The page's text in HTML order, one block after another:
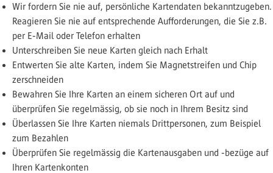
Wir fordern Sie nie auf, persönliche Kartendaten bekanntzugeben.
Reagieren Sie nie auf entsprechende Aufforderungen, die Sie z.B.
per E-Mail oder Telefon erhalten
Unterschreiben Sie neue Karten gleich nach Erhalt
Entwerten Sie alte Karten, indem Sie Magnetstreifen und Chip
zerschneiden
Bewahren Sie Ihre Karten an einem sicheren Ort auf und
überprüfen Sie regelmässig, ob sie noch in Ihrem Besitz sind
Überlassen Sie Ihre Karten niemals Drittpersonen, zum Beispiel
zum Bezahlen
Überprüfen Sie regelmässig die Kartenausgaben und -bezüge auf
Ihren Kartenkonten